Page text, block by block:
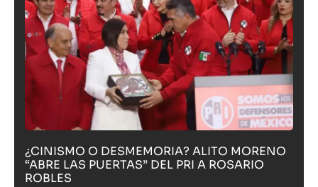
¿CINISMO O DESMEMORIA? ALITO MORENO
“ABRE LAS PUERTAS” DEL PRI A ROSARIO
ROBLES